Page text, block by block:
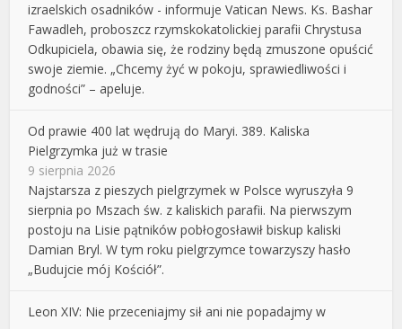
izraelskich osadników - informuje Vatican News. Ks. Bashar
Fawadleh, proboszcz rzymskokatolickiej parafii Chrystusa
Odkupiciela, obawia się, że rodziny będą zmuszone opuścić
swoje ziemie. „Chcemy żyć w pokoju, sprawiedliwości i
godności” – apeluje.
Od prawie 400 lat wędrują do Maryi. 389. Kaliska
Pielgrzymka już w trasie
9 sierpnia 2026
Najstarsza z pieszych pielgrzymek w Polsce wyruszyła 9
sierpnia po Mszach św. z kaliskich parafii. Na pierwszym
postoju na Lisie pątników pobłogosławił biskup kaliski
Damian Bryl. W tym roku pielgrzymce towarzyszy hasło
„Budujcie mój Kościół”.
Leon XIV: Nie przeceniajmy sił ani nie popadajmy w